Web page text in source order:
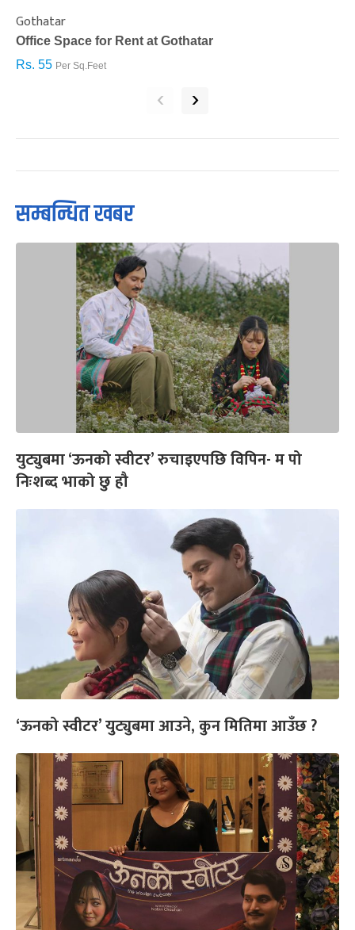
Gothatar
Office Space for Rent at Gothatar
Rs. 55 Per Sq.Feet
‹ ›
सम्बन्धित खबर
युट्युबमा ‘ऊनको स्वीटर’ रुचाइएपछि विपिन- म पो
निःशब्द भाको छु हौ
‘ऊनको स्वीटर’ युट्युबमा आउने, कुन मितिमा आउँछ ?